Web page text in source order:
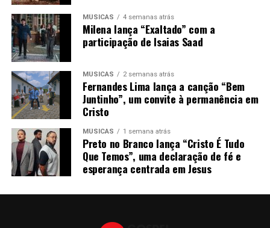
MÚSICAS 4 semanas atrás
Milena lança “Exaltado” com a
participação de Isaias Saad
MÚSICAS 2 semanas atrás
Fernandes Lima lança a canção “Bem
Juntinho”, um convite à permanência em
Cristo
MÚSICAS 1 semana atrás
Preto no Branco lança “Cristo É Tudo
Que Temos”, uma declaração de fé e
esperança centrada em Jesus